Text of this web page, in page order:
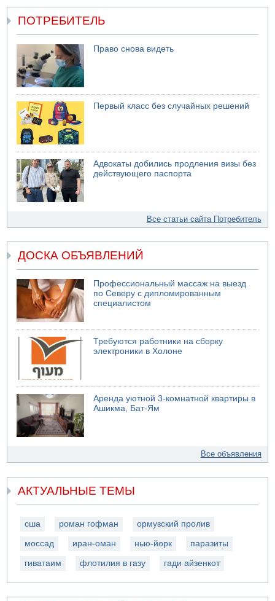
ПОТРЕБИТЕЛЬ
Право снова видеть
Первый класс без случайных решений
Адвокаты добились продления визы без
действующего паспорта
Все статьи сайта Потребитель
ДОСКА ОБЪЯВЛЕНИЙ
Профессиональный массаж на выезд
по Северу с дипломированным
специалистом
Требуются работники на сборку
электроники в Холоне
Аренда уютной 3-комнатной квартиры в
Ашикма, Бат-Ям
Все объявления
АКТУАЛЬНЫЕ ТЕМЫ
сша роман гофман ормузский пролив
моссад иран-оман нью-йорк паразиты
гиватаим флотилия в газу гади айзенкот